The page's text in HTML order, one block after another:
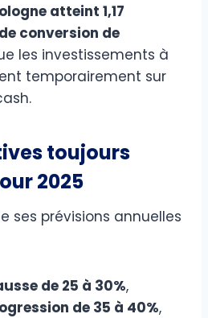
atteint 1,17
conversion de
les investissements à
temporairement sur
toujours
2025
ses prévisions annuelles
de 25 à 30%,
de 35 à 40%,